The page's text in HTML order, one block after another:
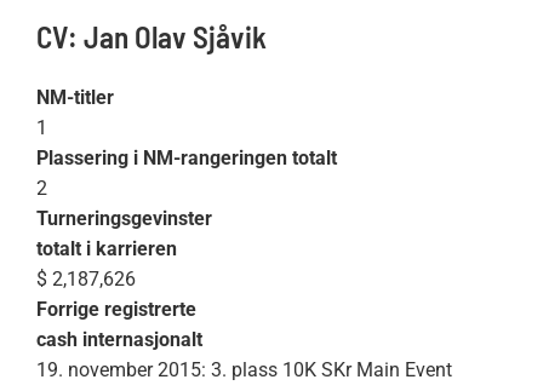
CV: Jan Olav Sjåvik
NM-titler
1
Plassering i NM-rangeringen totalt
2
Turneringsgevinster
totalt i karrieren
$ 2,187,626
Forrige registrerte
cash internasjonalt
19. november 2015: 3. plass 10K SKr Main Event